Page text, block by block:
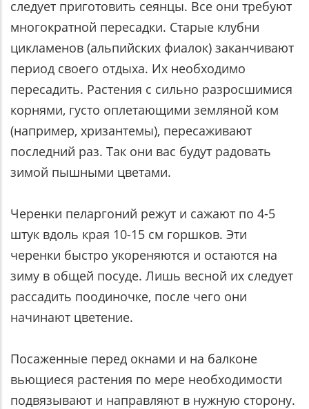
следует приготовить сеянцы. Все они требуют
многократной пересадки. Старые клубни
цикламенов (альпийских фиалок) заканчивают
период своего отдыха. Их необходимо
пересадить. Растения с сильно разросшимися
корнями, густо оплетающими земляной ком
(например, хризантемы), пересаживают
последний раз. Так они вас будут радовать
зимой пышными цветами.
Черенки пеларгоний режут и сажают по 4-5
штук вдоль края 10-15 см горшков. Эти
черенки быстро укореняются и остаются на
зиму в общей посуде. Лишь весной их следует
рассадить поодиночке, после чего они
начинают цветение.
Посаженные перед окнами и на балконе
вьющиеся растения по мере необходимости
подвязывают и направляют в нужную сторону.